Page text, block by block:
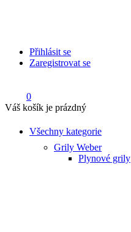
Přihlásit se
Zaregistrovat se
0
Váš košík je prázdný
Všechny kategorie
Grily Weber
Plynové grily